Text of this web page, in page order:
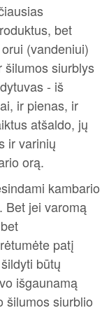
bet
(vandeniui)
šilumos siurblys
- iš
ir pienas, ir
atšaldo, jų
ir varinių
orą.
kambario
Bet jei varomą
patį
būtų
išgaunamą
šilumos siurblio